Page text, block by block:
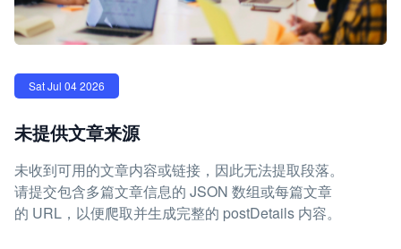
Sat Jul 04 2026
未提供文章来源
未收到可用的文章内容或链接，因此无法提取段落。
请提交包含多篇文章信息的 JSON 数组或每篇文章
的 URL，以便爬取并生成完整的 postDetails 内容。